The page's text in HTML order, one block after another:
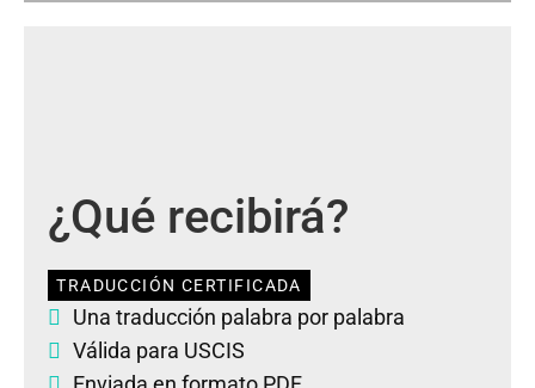
¿Qué recibirá?
TRADUCCIÓN CERTIFICADA
Una traducción palabra por palabra
Válida para USCIS